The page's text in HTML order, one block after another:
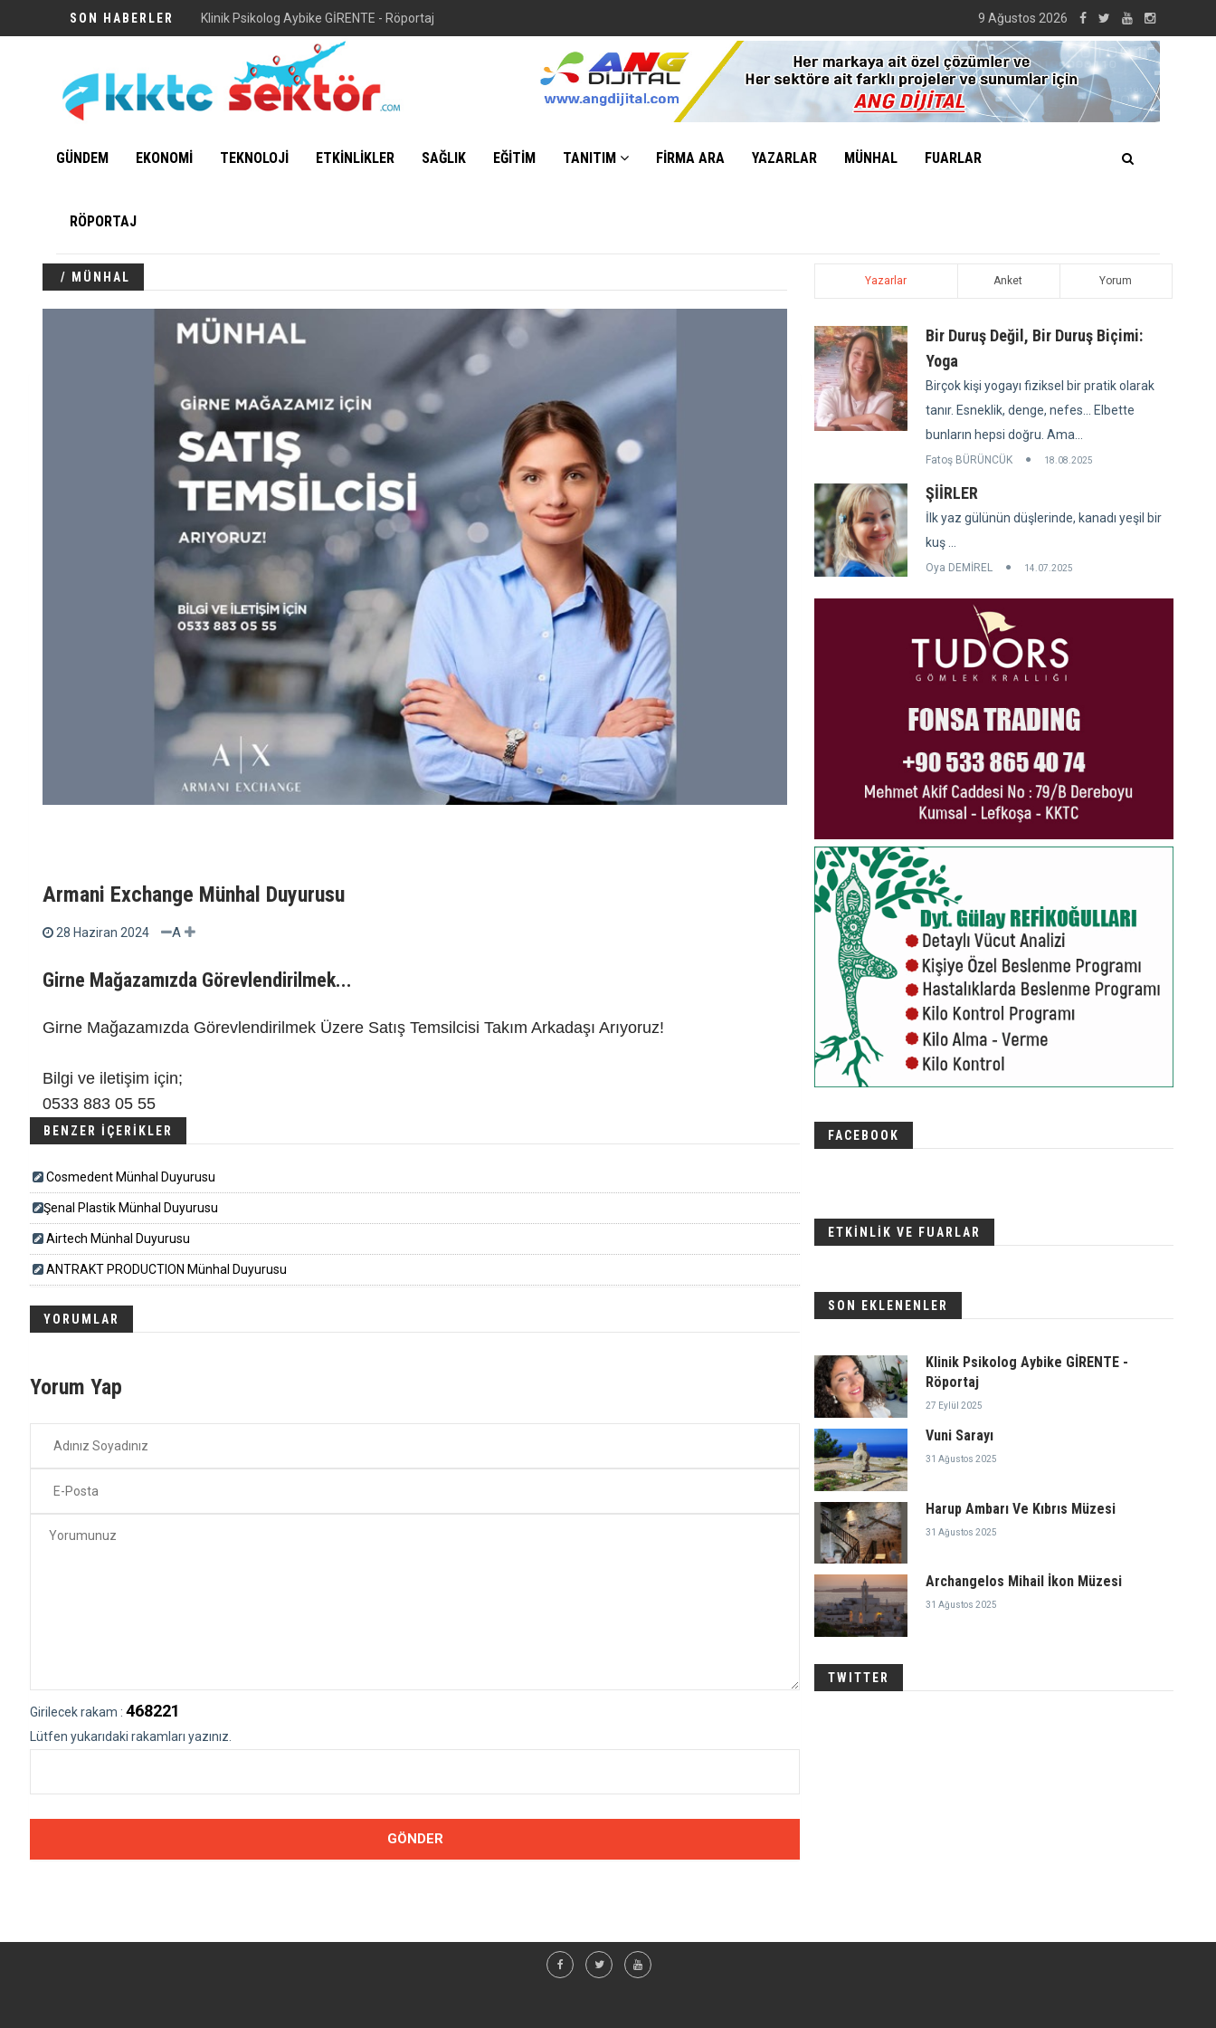
SON HABERLER Klinik Psikolog Aybike GİRENTE - Röportaj 9 Ağustos 2026
GÜNDEM EKONOMİ TEKNOLOJİ ETKİNLİKLER SAĞLIK EĞİTİM TANITIM FİRMA ARA YAZARLAR MÜNHAL FUARLAR
RÖPORTAJ
/ MÜNHAL
Armani Exchange Münhal Duyurusu
28 Haziran 2024 A
Girne Mağazamızda Görevlendirilmek...
Girne Mağazamızda Görevlendirilmek Üzere Satış Temsilcisi Takım Arkadaşı Arıyoruz!
Bilgi ve iletişim için;
0533 883 05 55
BENZER İÇERİKLER
Cosmedent Münhal Duyurusu
​​​Şenal Plastik Münhal Duyurusu
Airtech Münhal Duyurusu
ANTRAKT PRODUCTION Münhal Duyurusu
YORUMLAR
Yorum Yap
Girilecek rakam : 468221
Lütfen yukarıdaki rakamları yazınız.
Yazarlar Anket Yorum
Bir Duruş Değil, Bir Duruş Biçimi:
Yoga
Birçok kişi yogayı fiziksel bir pratik olarak
tanır. Esneklik, denge, nefes... Elbette
bunların hepsi doğru. Ama...
Fatoş BÜRÜNCÜK 18.08.2025
ŞİİRLER
İlk yaz gülünün düşlerinde, kanadı yeşil bir
kuş ...
Oya DEMİREL 14.07.2025
FACEBOOK
ETKİNLİK VE FUARLAR
SON EKLENENLER
Klinik Psikolog Aybike GİRENTE -
Röportaj
27 Eylül 2025
Vuni Sarayı
31 Ağustos 2025
Harup Ambarı Ve Kıbrıs Müzesi
31 Ağustos 2025
Archangelos Mihail İkon Müzesi
31 Ağustos 2025
TWITTER